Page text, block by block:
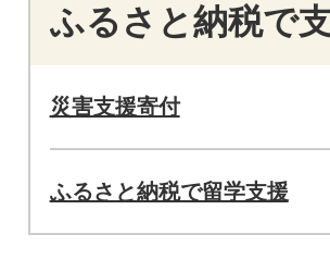
ふるさと納税で
災害支援寄付
ふるさと納税で留学支援